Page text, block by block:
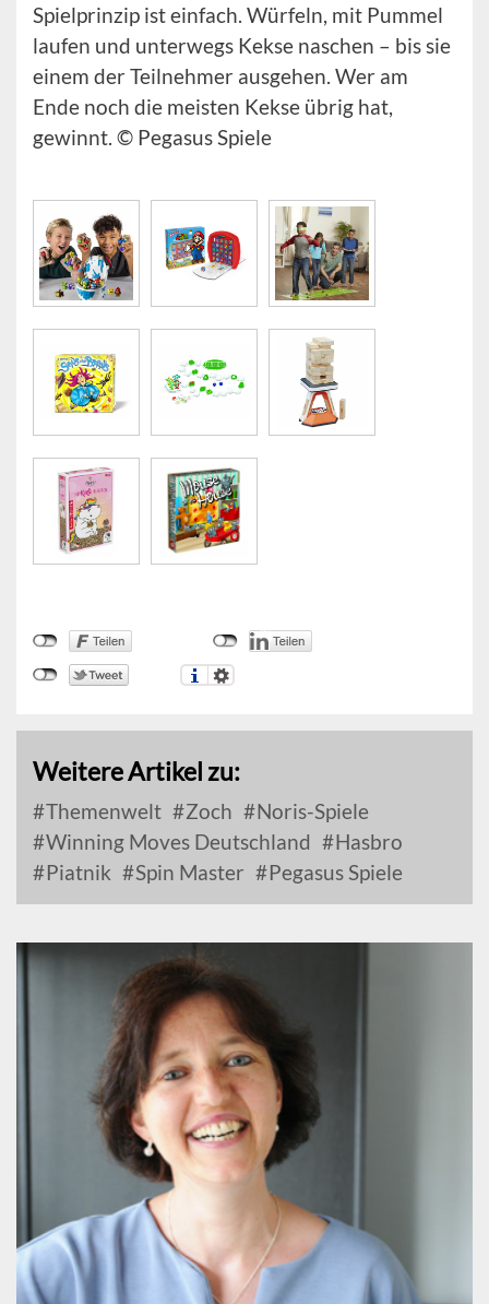
Spielprinzip ist einfach. Würfeln, mit Pummel
laufen und unterwegs Kekse naschen – bis sie
einem der Teilnehmer ausgehen. Wer am
Ende noch die meisten Kekse übrig hat,
gewinnt. © Pegasus Spiele
Weitere Artikel zu:
Themenwelt Zoch
Noris-Spiele
Winning Moves Deutschland
Hasbro
Piatnik
Spin Master Pegasus Spiele